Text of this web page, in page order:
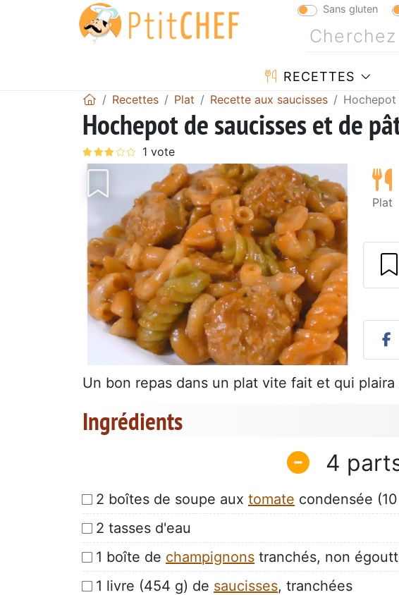
Sans gluten
RECETTES
Recettes Plat Recette aux saucisses Hochepot
Hochepot de saucisses et de
Plat
Un bon repas dans un plat vite fait et qui
Ingrédients
4
2 boîtes de soupe aux tomate condensée
2 tasses d'eau
1 boîte de champignons tranchés, non
1 livre (454 g) de saucisses, tranchées